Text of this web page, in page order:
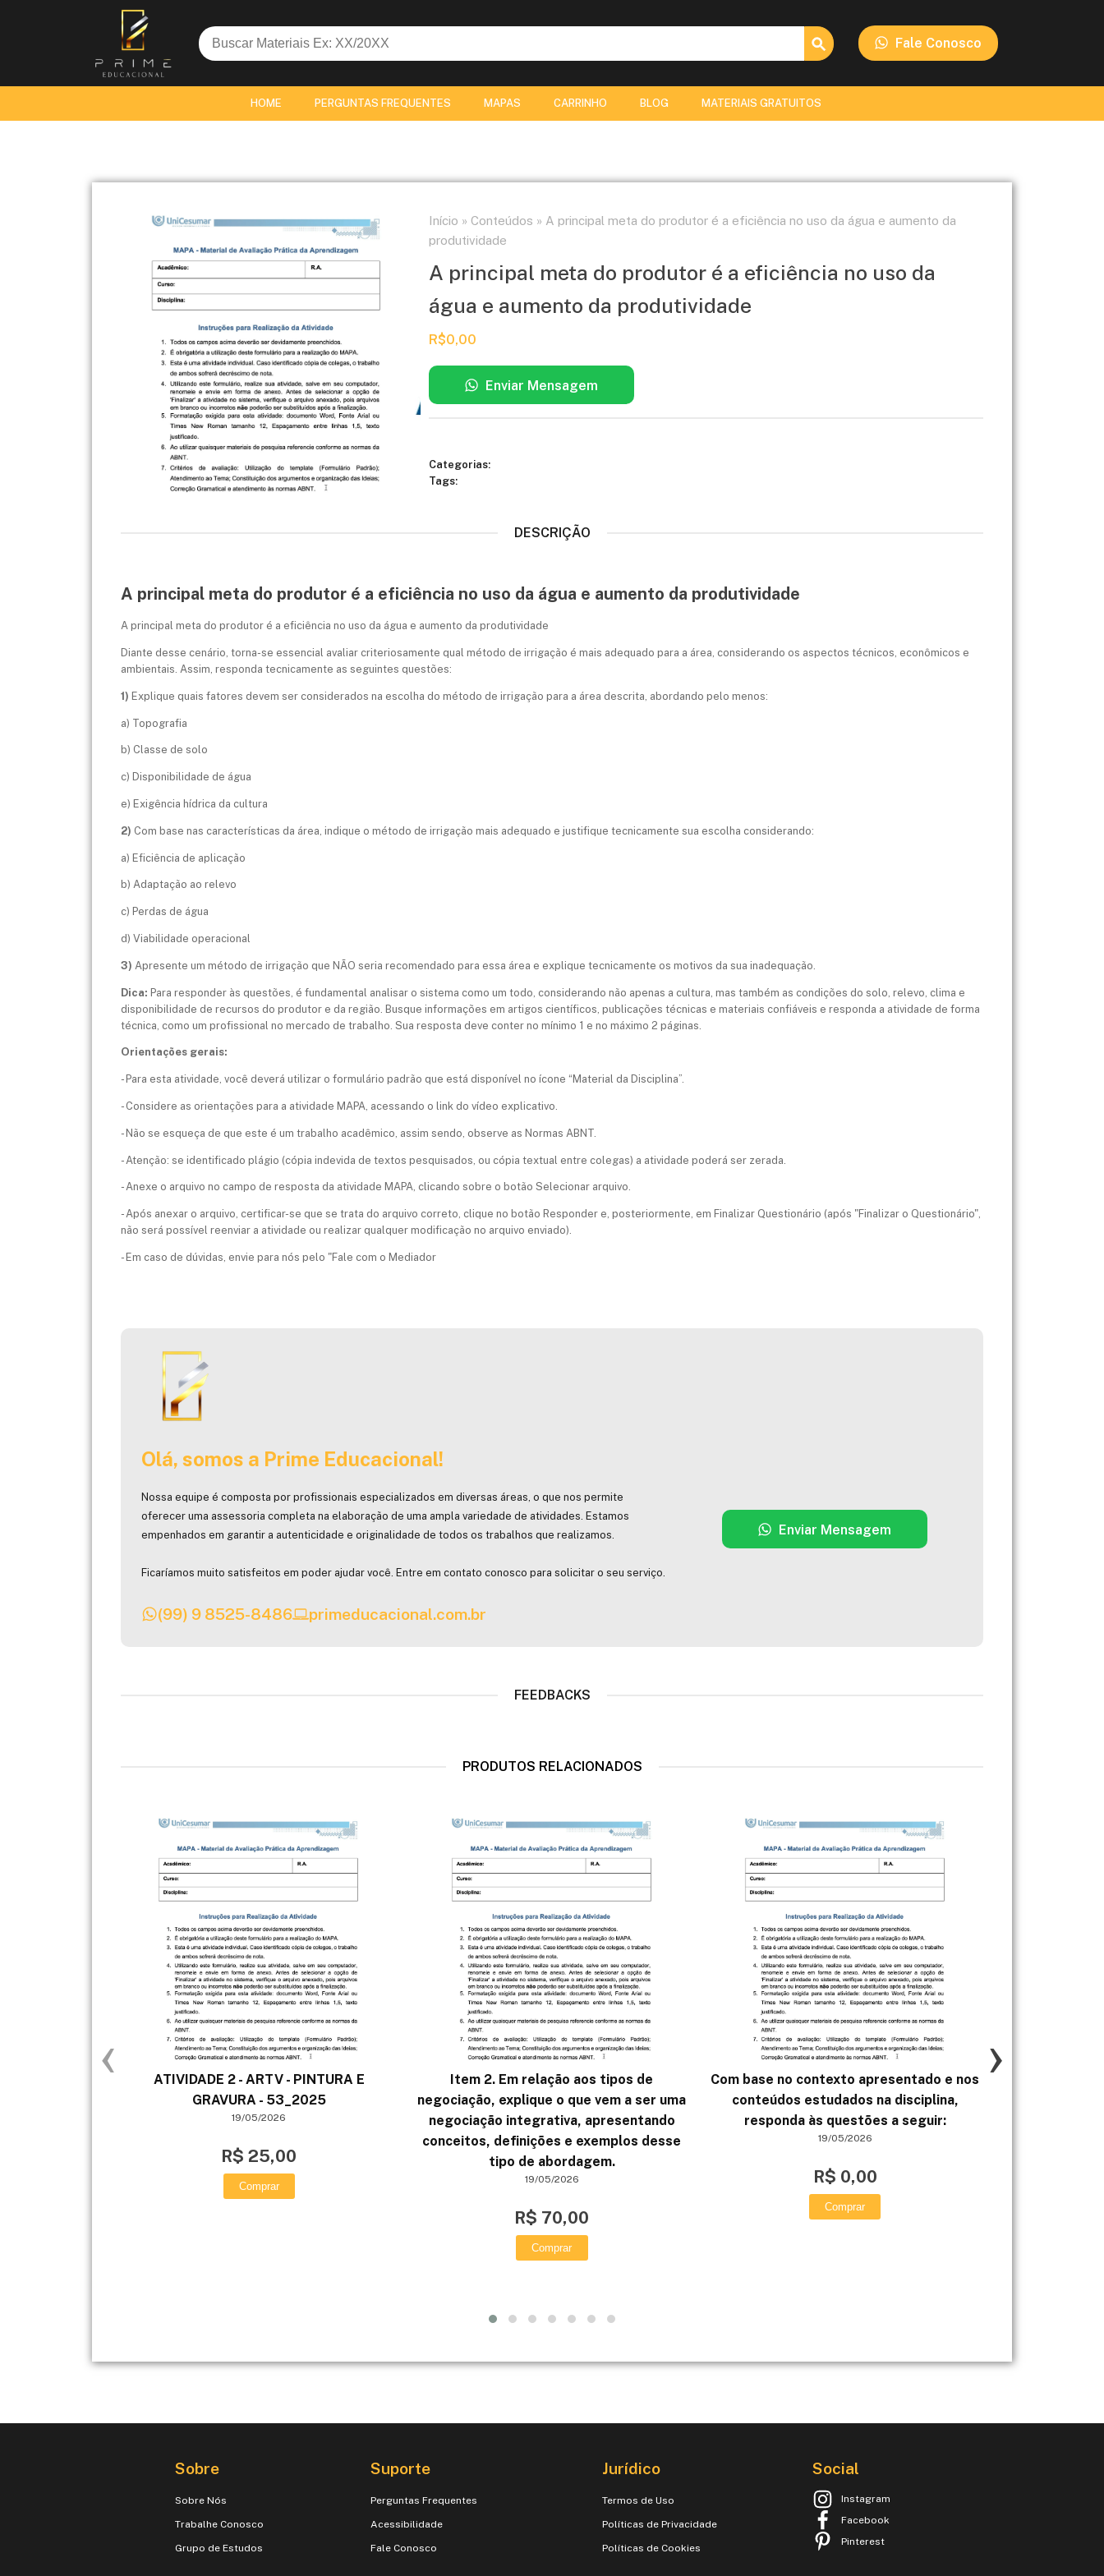
Search
for:
Search Button
Fale Conosco
HOME PERGUNTAS FREQUENTES MAPAS CARRINHO BLOG MATERIAIS GRATUITOS
Início » Conteúdos » A principal meta do produtor é a eficiência no uso da água e aumento da
produtividade
A principal meta do produtor é a eficiência no uso da
água e aumento da produtividade
R$0,00
Enviar Mensagem
Categorias:
Tags:
DESCRIÇÃO
A principal meta do produtor é a eficiência no uso da água e aumento da produtividade
A principal meta do produtor é a eficiência no uso da água e aumento da produtividade
Diante desse cenário, torna-se essencial avaliar criteriosamente qual método de irrigação é mais adequado para a área, considerando os aspectos técnicos, econômicos e
ambientais. Assim, responda tecnicamente as seguintes questões:
1) Explique quais fatores devem ser considerados na escolha do método de irrigação para a área descrita, abordando pelo menos:
a) Topografia
b) Classe de solo
c) Disponibilidade de água
e) Exigência hídrica da cultura
2) Com base nas características da área, indique o método de irrigação mais adequado e justifique tecnicamente sua escolha considerando:
a) Eficiência de aplicação
b) Adaptação ao relevo
c) Perdas de água
d) Viabilidade operacional
3) Apresente um método de irrigação que NÃO seria recomendado para essa área e explique tecnicamente os motivos da sua inadequação.
Dica: Para responder às questões, é fundamental analisar o sistema como um todo, considerando não apenas a cultura, mas também as condições do solo, relevo, clima e
disponibilidade de recursos do produtor e da região. Busque informações em artigos científicos, publicações técnicas e materiais confiáveis e responda a atividade de forma
técnica, como um profissional no mercado de trabalho. Sua resposta deve conter no mínimo 1 e no máximo 2 páginas.
Orientações gerais:
- Para esta atividade, você deverá utilizar o formulário padrão que está disponível no ícone “Material da Disciplina”.
- Considere as orientações para a atividade MAPA, acessando o link do vídeo explicativo.
- Não se esqueça de que este é um trabalho acadêmico, assim sendo, observe as Normas ABNT.
- Atenção: se identificado plágio (cópia indevida de textos pesquisados, ou cópia textual entre colegas) a atividade poderá ser zerada.
- Anexe o arquivo no campo de resposta da atividade MAPA, clicando sobre o botão Selecionar arquivo.
- Após anexar o arquivo, certificar-se que se trata do arquivo correto, clique no botão Responder e, posteriormente, em Finalizar Questionário (após "Finalizar o Questionário",
não será possível reenviar a atividade ou realizar qualquer modificação no arquivo enviado).
- Em caso de dúvidas, envie para nós pelo "Fale com o Mediador
Olá, somos a Prime Educacional!
Nossa equipe é composta por profissionais especializados em diversas áreas, o que nos permite
oferecer uma assessoria completa na elaboração de uma ampla variedade de atividades. Estamos
empenhados em garantir a autenticidade e originalidade de todos os trabalhos que realizamos.
Ficaríamos muito satisfeitos em poder ajudar você. Entre em contato conosco para solicitar o seu serviço.
(99) 9 8525-8486 primeducacional.com.br
Enviar Mensagem
FEEDBACKS
PRODUTOS RELACIONADOS
ATIVIDADE 2 - ARTV - PINTURA E
GRAVURA - 53_2025
19/05/2026
R$ 25,00
Comprar
Item 2. Em relação aos tipos de
negociação, explique o que vem a ser uma
negociação integrativa, apresentando
conceitos, definições e exemplos desse
tipo de abordagem.
19/05/2026
R$ 70,00
Comprar
Com base no contexto apresentado e nos
conteúdos estudados na disciplina,
responda às questões a seguir:
19/05/2026
R$ 0,00
Comprar
‹ ›
Sobre
Sobre Nós
Trabalhe Conosco
Grupo de Estudos
Suporte
Perguntas Frequentes
Acessibilidade
Fale Conosco
Jurídico
Termos de Uso
Políticas de Privacidade
Políticas de Cookies
Social
Instagram
Facebook
Pinterest